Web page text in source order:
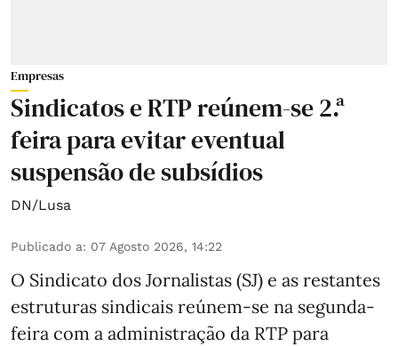
Empresas
Sindicatos e RTP reúnem-se 2.ª
feira para evitar eventual
suspensão de subsídios
DN/Lusa
Publicado a: 07 Agosto 2026, 14:22
O Sindicato dos Jornalistas (SJ) e as restantes
estruturas sindicais reúnem-se na segunda-
feira com a administração da RTP para